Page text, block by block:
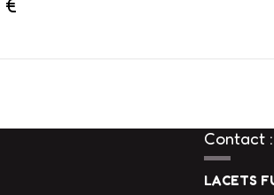
€
Contact :
LACETS